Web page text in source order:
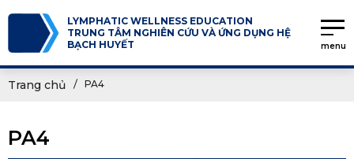
LYMPHATIC WELLNESS EDUCATION
TRUNG TÂM NGHIÊN CỨU VÀ ỨNG DỤNG HỆ
BẠCH HUYẾT
menu
Trang chủ PA4
PA4